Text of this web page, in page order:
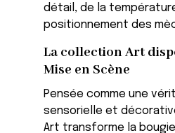
détail, de la
positionnement des
La collection Art
Mise en Scène
Pensée comme une
sensorielle et
Art transforme la